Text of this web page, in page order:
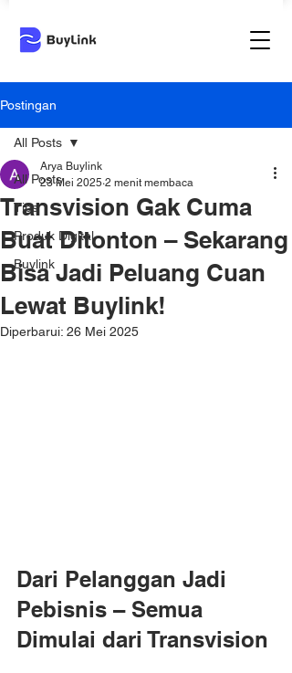
Postingan
All Posts
Tips
Produk Digital
Buylink
All Posts
Transvision Gak Cuma
Buat Ditonton – Sekarang
Bisa Jadi Peluang Cuan
Lewat Buylink!
Arya Buylink
23 Mei 2025 2 menit membaca
Diperbarui: 26 Mei 2025
Dari Pelanggan Jadi
Pebisnis – Semua
Dimulai dari Transvision